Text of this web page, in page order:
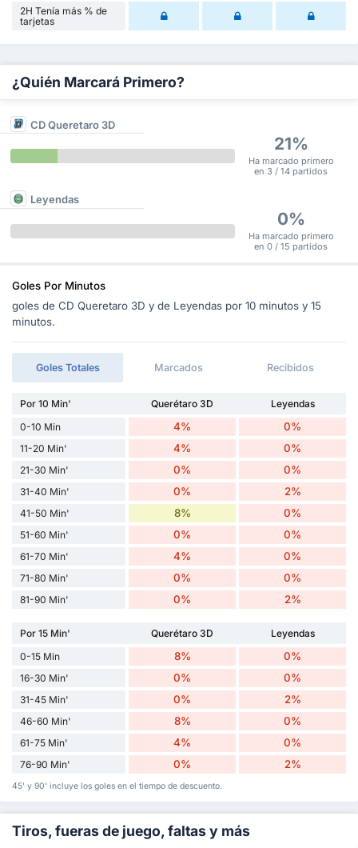
2H Tenía más % de
tarjetas
¿Quién Marcará Primero?
CD Queretaro 3D
21%
Ha marcado primero
en 3 / 14 partidos
Leyendas
0%
Ha marcado primero
en 0 / 15 partidos
Goles Por Minutos
goles de CD Queretaro 3D y de Leyendas por 10 minutos y 15
minutos.
Goles Totales Marcados Recibidos
Por 10 Min' Querétaro 3D
Leyendas
0-10 Min
4% 0%
11-20 Min' 4% 0%
21-30 Min' 0% 0%
31-40 Min' 0% 2%
41-50 Min' 8% 0%
51-60 Min' 0% 0%
61-70 Min' 4% 0%
71-80 Min' 0% 0%
81-90 Min' 0% 2%
Por 15 Min' Querétaro 3D
Leyendas
0-15 Min
8% 0%
16-30 Min' 0% 0%
31-45 Min' 0% 2%
46-60 Min' 8% 0%
61-75 Min' 4% 0%
76-90 Min' 0% 2%
45' y 90' incluye los goles en el tiempo de descuento.
Tiros, fueras de juego, faltas y más